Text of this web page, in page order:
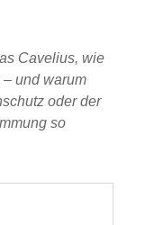
Cavelius, wie
und warum
oder der
so